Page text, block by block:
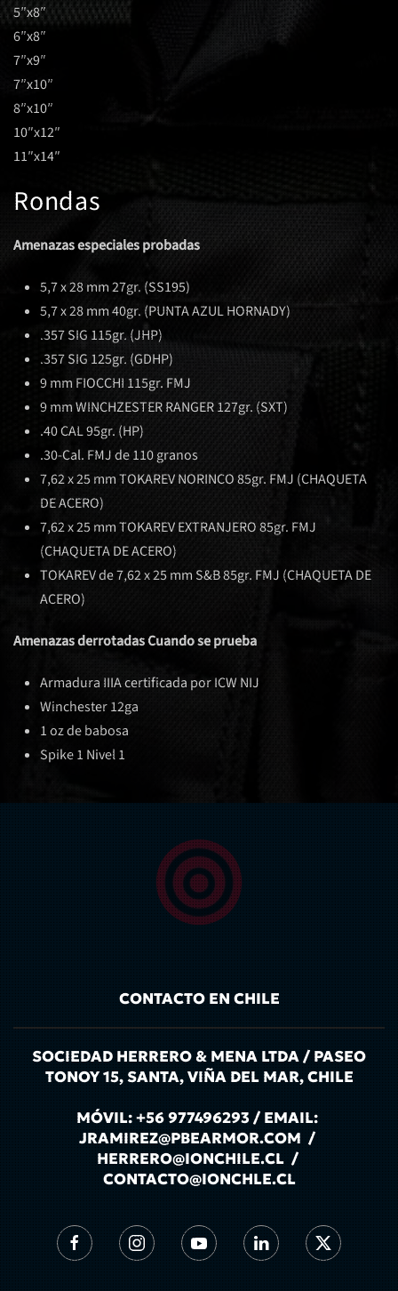
5″x8″
6″x8″
7″x9″
7″x10″
8″x10″
10″x12″
11″x14″
Rondas
Amenazas especiales probadas
5,7 x 28 mm 27gr. (SS195)
5,7 x 28 mm 40gr. (PUNTA AZUL HORNADY)
.357 SIG 115gr. (JHP)
.357 SIG 125gr. (GDHP)
9 mm FIOCCHI 115gr. FMJ
9 mm WINCHZESTER RANGER 127gr. (SXT)
.40 CAL 95gr. (HP)
.30-Cal. FMJ de 110 granos
7,62 x 25 mm TOKAREV NORINCO 85gr. FMJ (CHAQUETA
DE ACERO)
7,62 x 25 mm TOKAREV EXTRANJERO 85gr. FMJ
(CHAQUETA DE ACERO)
TOKAREV de 7,62 x 25 mm S&B 85gr. FMJ (CHAQUETA DE
ACERO)
Amenazas derrotadas Cuando se prueba
Armadura IIIA certificada por ICW NIJ
Winchester 12ga
1 oz de babosa
Spike 1 Nivel 1
CONTACTO EN CHILE
SOCIEDAD HERRERO & MENA LTDA / PASEO
TONOY 15, SANTA, VIÑA DEL MAR, CHILE
MÓVIL: +56 977496293 / EMAIL:
JRAMIREZ@PBEARMOR.COM /
HERRERO@IONCHILE.CL /
CONTACTO@IONCHLE.CL